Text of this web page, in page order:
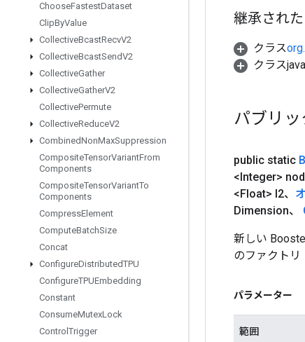
ChooseFastestDataset
ClipByValue
CollectiveBcastRecvV2
CollectiveBcastSendV2
CollectiveGather
CollectiveGatherV2
CollectivePermute
CollectiveReduceV2
CombinedNonMaxSuppression
CompositeTensorVariantFrom
Components
CompositeTensorVariantTo
Components
CompressElement
ComputeBatchSize
Concat
ConfigureDistributedTPU
ConfigureTPUEmbedding
Constant
ConsumeMutexLock
Control Trigger
継承され
クラス
クラス
パブリ
public static
<Integer>
<Float> l2、
Dimension、
新しい
のファクトリ
パラメーター
範囲